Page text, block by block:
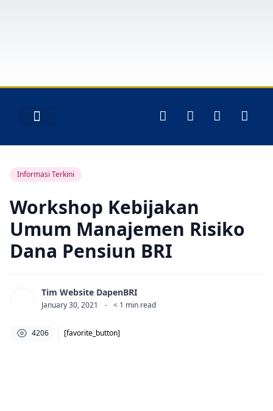
Informasi Terkini
Workshop Kebijakan
Umum Manajemen Risiko
Dana Pensiun BRI
Tim Website DapenBRI
January 30, 2021 · < 1 min read
4206 [favorite_button]